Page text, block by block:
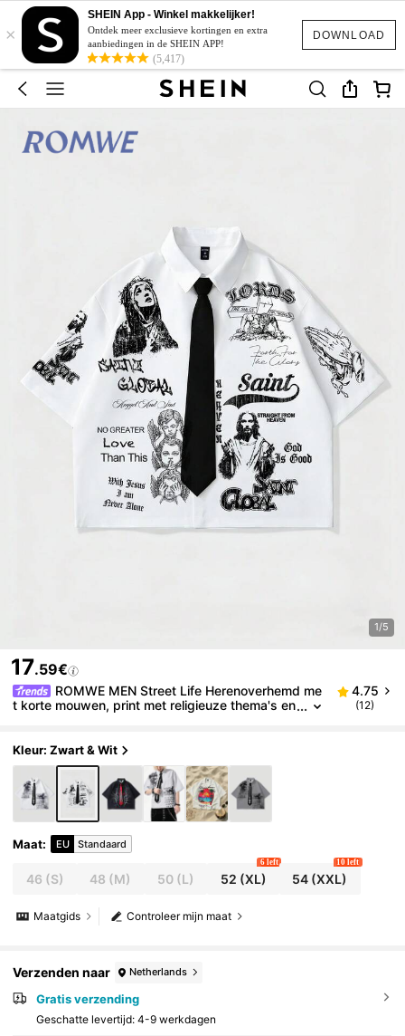
DOWNLOAD
×
SHEIN App - Winkel makkelijker!
Ontdek meer exclusieve kortingen en extra
aanbiedingen in de SHEIN APP!
(5,417)
1/5
17.59€
ROMWE MEN Street Life Herenoverhemd me
t korte mouwen, print met religieuze thema's en
n onmisbaar item voor de zomer.
4.75
(12)
Kleur: Zwart & Wit
Maat: EU Standaard
46 (S) 48 (M) 50(L) 52 (XL)
6 left
54 (XXL)
10 left
Controleer mijn maat
Maatgids
Verzenden naar Netherlands
Gratis verzending
Geschatte levertijd: 4-9 werkdagen